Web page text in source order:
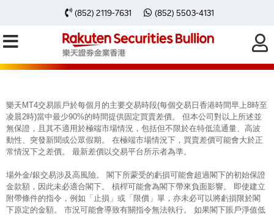
(852) 2119-7631 (852) 5503-4131
每周黃金分析 20251006
樂天MT4交易賬戶於每個月的主要交易時段(每個交易日香港時間早上8時至
凌晨2時)當中最少90%的時間提供固定買賣差價。 但本公司對以上所述並
無保證，且其不適用於極端市場情況，包括但不限於在特低流通量、高波
動性、突發新聞或公眾假期。 在極端市場情況下，買賣差價可能會大於正
常情況下之差價。 最新差價以交易平台所示者為準。
場外金/銀交易涉及高風險。 閣下所蒙受的虧損可能會超過閣下的初始保證
金款額，因此未必適合閣下。 槓桿可能會為閣下帶來負面影響。 即使建立
附帶條件的指令，例如「止損」或「限價」單，亦未必可以將虧損限於閣
下原定的金額。 市況可能會導致有關指令無法執行。 如果閣下賬戶淨值低